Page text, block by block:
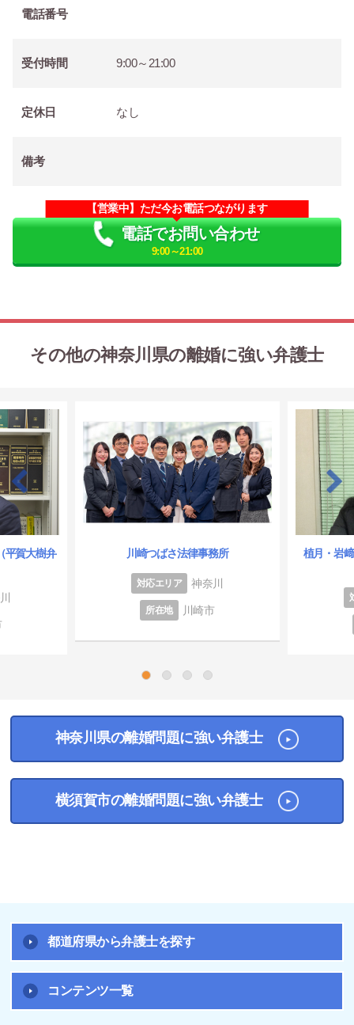
電話番号
受付時間 9:00～21:00
定休日 なし
備考
【営業中】ただ今お電話つながります
電話でお問い合わせ
9:00～21:00
その他の神奈川県の離婚に強い弁護士
平賀大樹弁 川崎つばさ法律事務所
対応エリア 神奈川
所在地 川崎市
植月・岩
神奈川県の離婚問題に強い弁護士
横須賀市の離婚問題に強い弁護士
都道府県から弁護士を探す
コンテンツ一覧